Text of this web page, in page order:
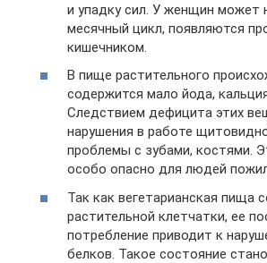
и упадку сил. У женщин может
месячный цикл, появляются
кишечником.
В пище растительного
содержится мало йода,
Следствием дефицита этих
нарушения в работе
проблемы с зубами, костями.
особо опасно для людей
Так как вегетарианская пища
растительной клетчатки, ее
потребление приводит к
белков. Такое состояние